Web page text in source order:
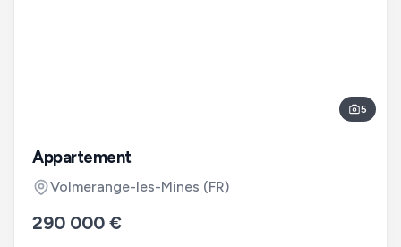
5
Appartement
Volmerange-les-Mines (FR)
290 000 €